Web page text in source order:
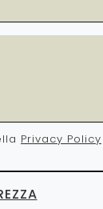
Privacy Policy